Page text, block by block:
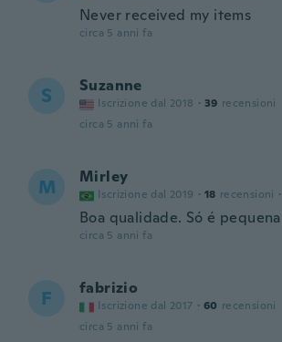
Never received my items
circa 5 anni fa
S Suzanne
Iscrizione dal 2018 · 39 recensioni
circa 5 anni fa
M Mirley
Iscrizione dal 2019 · 18 recensioni ·
Boa qualidade. Só é pequena
circa 5 anni fa
F fabrizio
Iscrizione dal 2017 · 60 recensioni
circa 5 anni fa